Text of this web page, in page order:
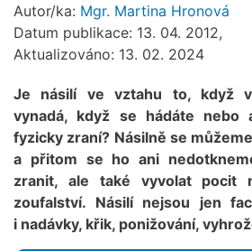
Autor/ka: Mgr. Martina Hronová
Datum publikace: 13. 04. 2012,
Aktualizováno: 13. 02. 2024
Je násilí ve vztahu to, když
vynadá, když se hádáte nebo
fyzicky zraní? Násilně se
a přitom se ho ani
zranit, ale také vyvolat pocit
zoufalství. Násilí nejsou jen
i nadávky, křik, ponižování,